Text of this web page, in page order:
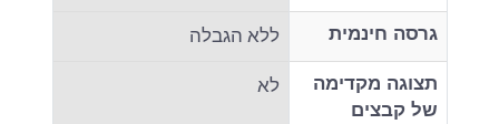
גרסה חינמית
ללא הגבלה
תצוגה מקדימה
של קבצים
לא